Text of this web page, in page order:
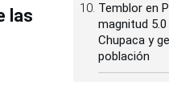
las
Temblor en
magnitud
Chupaca y
población